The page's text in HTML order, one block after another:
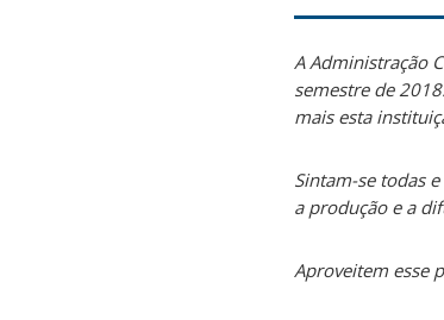
A Administração
semestre de
mais esta
Sintam-se todas
a produção e a
Aproveitem esse